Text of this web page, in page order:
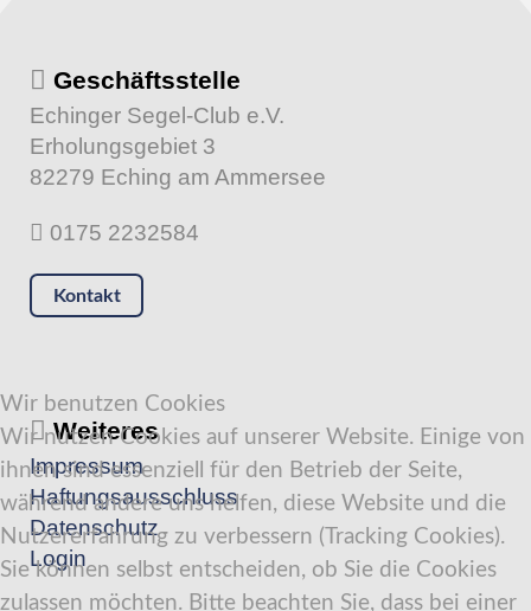
Geschäftsstelle
Echinger Segel-Club e.V.
Erholungsgebiet 3
82279 Eching am Ammersee
0175 2232584
Kontakt
Weiteres
Impressum
Haftungsausschluss
Datenschutz
Login
Wir benutzen Cookies
Wir nutzen Cookies auf unserer Website. Einige von
ihnen sind essenziell für den Betrieb der Seite,
während andere uns helfen, diese Website und die
Nutzererfahrung zu verbessern (Tracking Cookies).
Sie können selbst entscheiden, ob Sie die Cookies
zulassen möchten. Bitte beachten Sie, dass bei einer